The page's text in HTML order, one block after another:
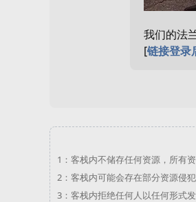
我们的法
[链接登录
1： 客栈内不储存任何资源，所有
2： 客栈内可能会存在部分资源侵
3： 客栈内拒绝任何人以任何形式